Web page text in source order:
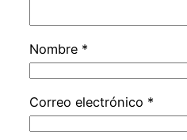
Nombre *
Correo electrónico *